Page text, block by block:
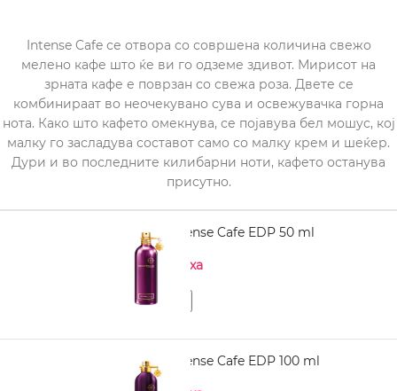
Intense Cafe се отвора со совршена количина свежо
мелено кафе што ќе ви го одземе здивот. Мирисот на
зрната кафе е поврзан со свежа роза. Двете се
комбинираат во неочекувано сува и освежувачка горна
нота. Како што кафето омекнува, се појавува бел мошус, кој
малку го засладува составот само со малку крем и шеќер.
Дури и во последните килибарни ноти, кафето останува
присутно.
MONTALE Intense Cafe EDP 50 ml
Нема на залиха
MONTALE Intense Cafe EDP 100 ml